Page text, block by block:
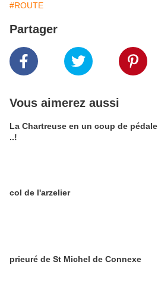
#ROUTE
Partager
Vous aimerez aussi
La Chartreuse en un coup de pédale
..!
col de l'arzelier
prieuré de St Michel de Connexe